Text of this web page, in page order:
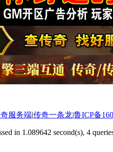
服务端|传奇一条龙|鲁ICP备
in 1.089642 second(s), 4